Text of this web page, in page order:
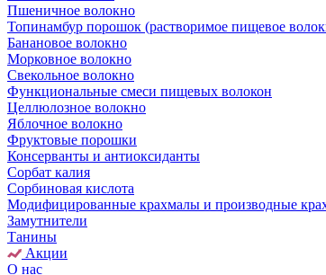
Пшеничное волокно
Топинамбур порошок (растворимое пищевое
Банановое волокно
Морковное волокно
Свекольное волокно
Функциональные смеси пищевых волокон
Целлюлозное волокно
Яблочное волокно
Фруктовые порошки
Консерванты и антиоксиданты
Сорбат калия
Сорбиновая кислота
Модифицированные крахмалы и производные
Замутнители
Танины
Акции
О нас